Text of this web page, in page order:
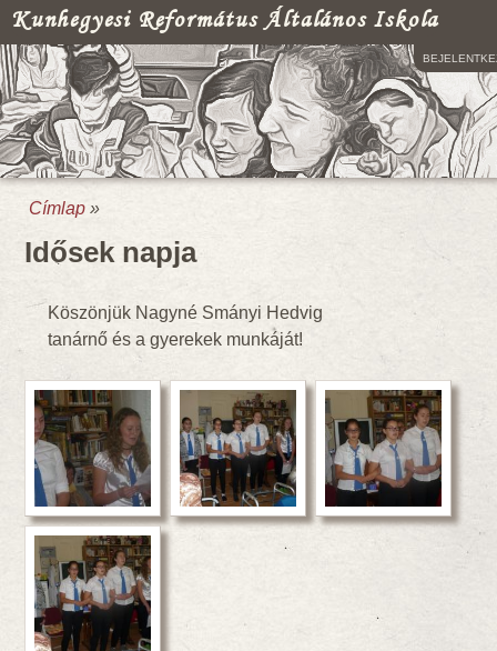
Kunhegyesi Református Általános Iskola
Jelenlegi hely
Címlap »
Idősek napja
Köszönjük Nagyné Smányi Hedvig
tanárnő és a gyerekek munkáját!